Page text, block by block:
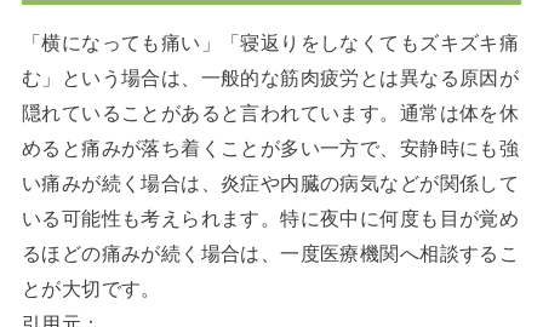
「横になっても痛い」「寝返りをしなくてもズキズキ痛
む」という場合は、一般的な筋肉疲労とは異なる原因が
隠れていることがあると言われています。通常は体を休
めると痛みが落ち着くことが多い一方で、安静時にも強
い痛みが続く場合は、炎症や内臓の病気などが関係して
いる可能性も考えられます。特に夜中に何度も目が覚め
るほどの痛みが続く場合は、一度医療機関へ相談するこ
とが大切です。